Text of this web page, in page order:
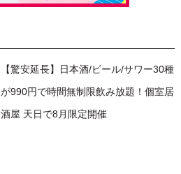
【驚安延長】日本酒/ビール/サワー30種
が990円で時間無制限飲み放題！個室居
酒屋 天日で8月限定開催